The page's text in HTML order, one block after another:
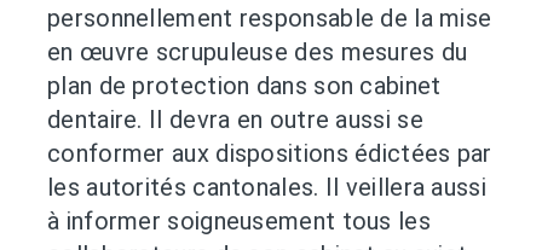
personnellement responsable de la mise
en œuvre scrupuleuse des mesures du
plan de protection dans son cabinet
dentaire. Il devra en outre aussi se
conformer aux dispositions édictées par
les autorités cantonales. Il veillera aussi
à informer soigneusement tous les